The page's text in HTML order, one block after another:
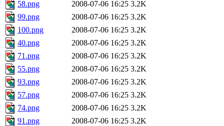
58.png
2008-07-06 16:25 3.2K
99.png
2008-07-06 16:25 3.2K
100.png
2008-07-06 16:25 3.2K
40.png
2008-07-06 16:25 3.2K
71.png
2008-07-06 16:25 3.2K
55.png
2008-07-06 16:25 3.2K
93.png
2008-07-06 16:25 3.2K
57.png
2008-07-06 16:25 3.2K
74.png
2008-07-06 16:25 3.2K
91.png
2008-07-06 16:25 3.2K